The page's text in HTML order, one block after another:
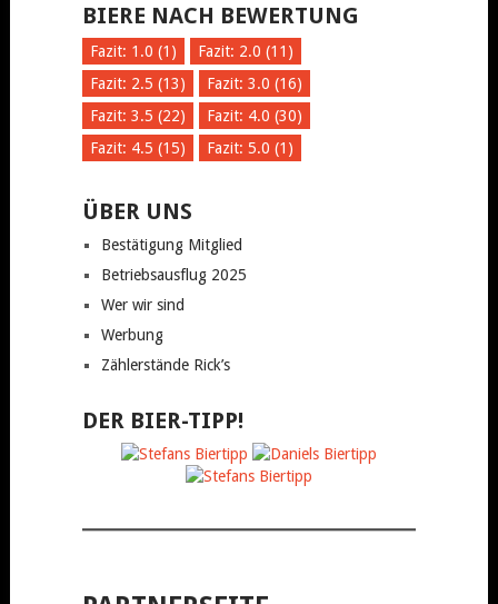
BIERE NACH BEWERTUNG
Fazit: 1.0 (1)
Fazit: 2.0 (11)
Fazit: 2.5 (13)
Fazit: 3.0 (16)
Fazit: 3.5 (22)
Fazit: 4.0 (30)
Fazit: 4.5 (15)
Fazit: 5.0 (1)
ÜBER UNS
Bestätigung Mitglied
Betriebsausflug 2025
Wer wir sind
Werbung
Zählerstände Rick’s
DER BIER-TIPP!